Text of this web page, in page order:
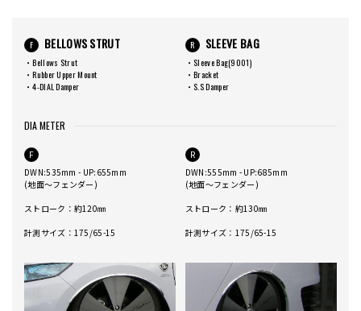
F BELLOWS STRUT
・Bellows Strut
・Rubber Upper Mount
・4-DIAL Damper
R SLEEVE BAG
・Sleeve Bag(9001)
・Bracket
・S.S Damper
DIA METER
F
DWN:535mm - UP:655mm
(地面～フェンダー)
ストローク：約120㎜
計測サイズ：175/65-15
R
DWN:555mm - UP:685mm
(地面～フェンダー)
ストローク：約130㎜
計測サイズ：175/65-15